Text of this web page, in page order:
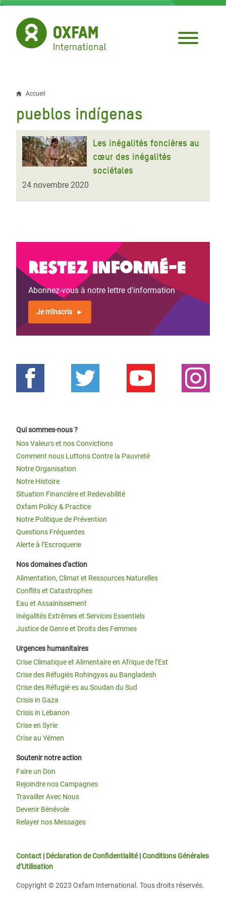
Aller
contenu
principal
Fil
d'Ariane
Accueil
pueblos indígenas
Les inégalités foncières au
cœur des inégalités
sociétales
24 novembre 2020
Restez informé-e
Abonnez-vous à notre lettre d'information
Je m'inscris
Qui sommes-nous ?
Nos Valeurs et nos Convictions
Comment nous Luttons Contre la Pauvreté
Notre Organisation
Notre Histoire
Situation Financière et Redevabilité
Oxfam Policy & Practice
Notre Politique de Prévention
Questions Fréquentes
Alerte à l’Escroquerie
Nos domaines d'action
Alimentation, Climat et Ressources Naturelles
Conflits et Catastrophes
Eau et Assainissement
Inégalités Extrêmes et Services Essentiels
Justice de Genre et Droits des Femmes
Urgences humanitaires
Crise Climatique et Alimentaire en Afrique de l’Est
Crise des Réfugiés Rohingyas au Bangladesh
Crise des Réfugié·es au Soudan du Sud
Crisis in Gaza
Crisis in Lebanon
Crise en Syrie
Crise au Yémen
Soutenir notre action
Faire un Don
Rejoindre nos Campagnes
Travailler Avec Nous
Devenir Bénévole
Relayer nos Messages
Contact | Déclaration de Confidentialité|Conditions Générales
d’Utilisation
Copyright © 2023 Oxfam International. Tous droits réservés.